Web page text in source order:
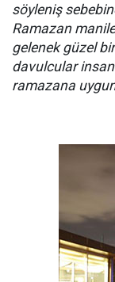
söyleniş
Ramazan
gelenek güzel
davulcular
ramazana